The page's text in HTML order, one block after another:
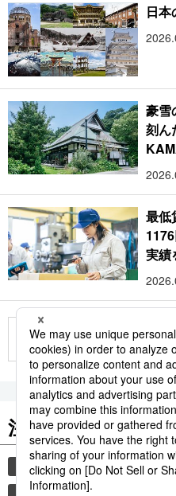
日本
豪雪
刻ん
最低
実績
もっと
注目のキーワード
共同通信ニュース 気象